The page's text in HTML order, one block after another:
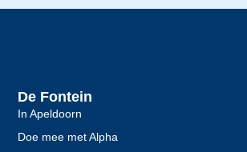
De Fontein
In Apeldoorn
Doe mee met Alpha